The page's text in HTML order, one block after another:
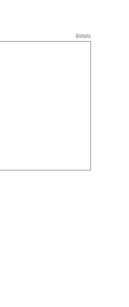
Annons